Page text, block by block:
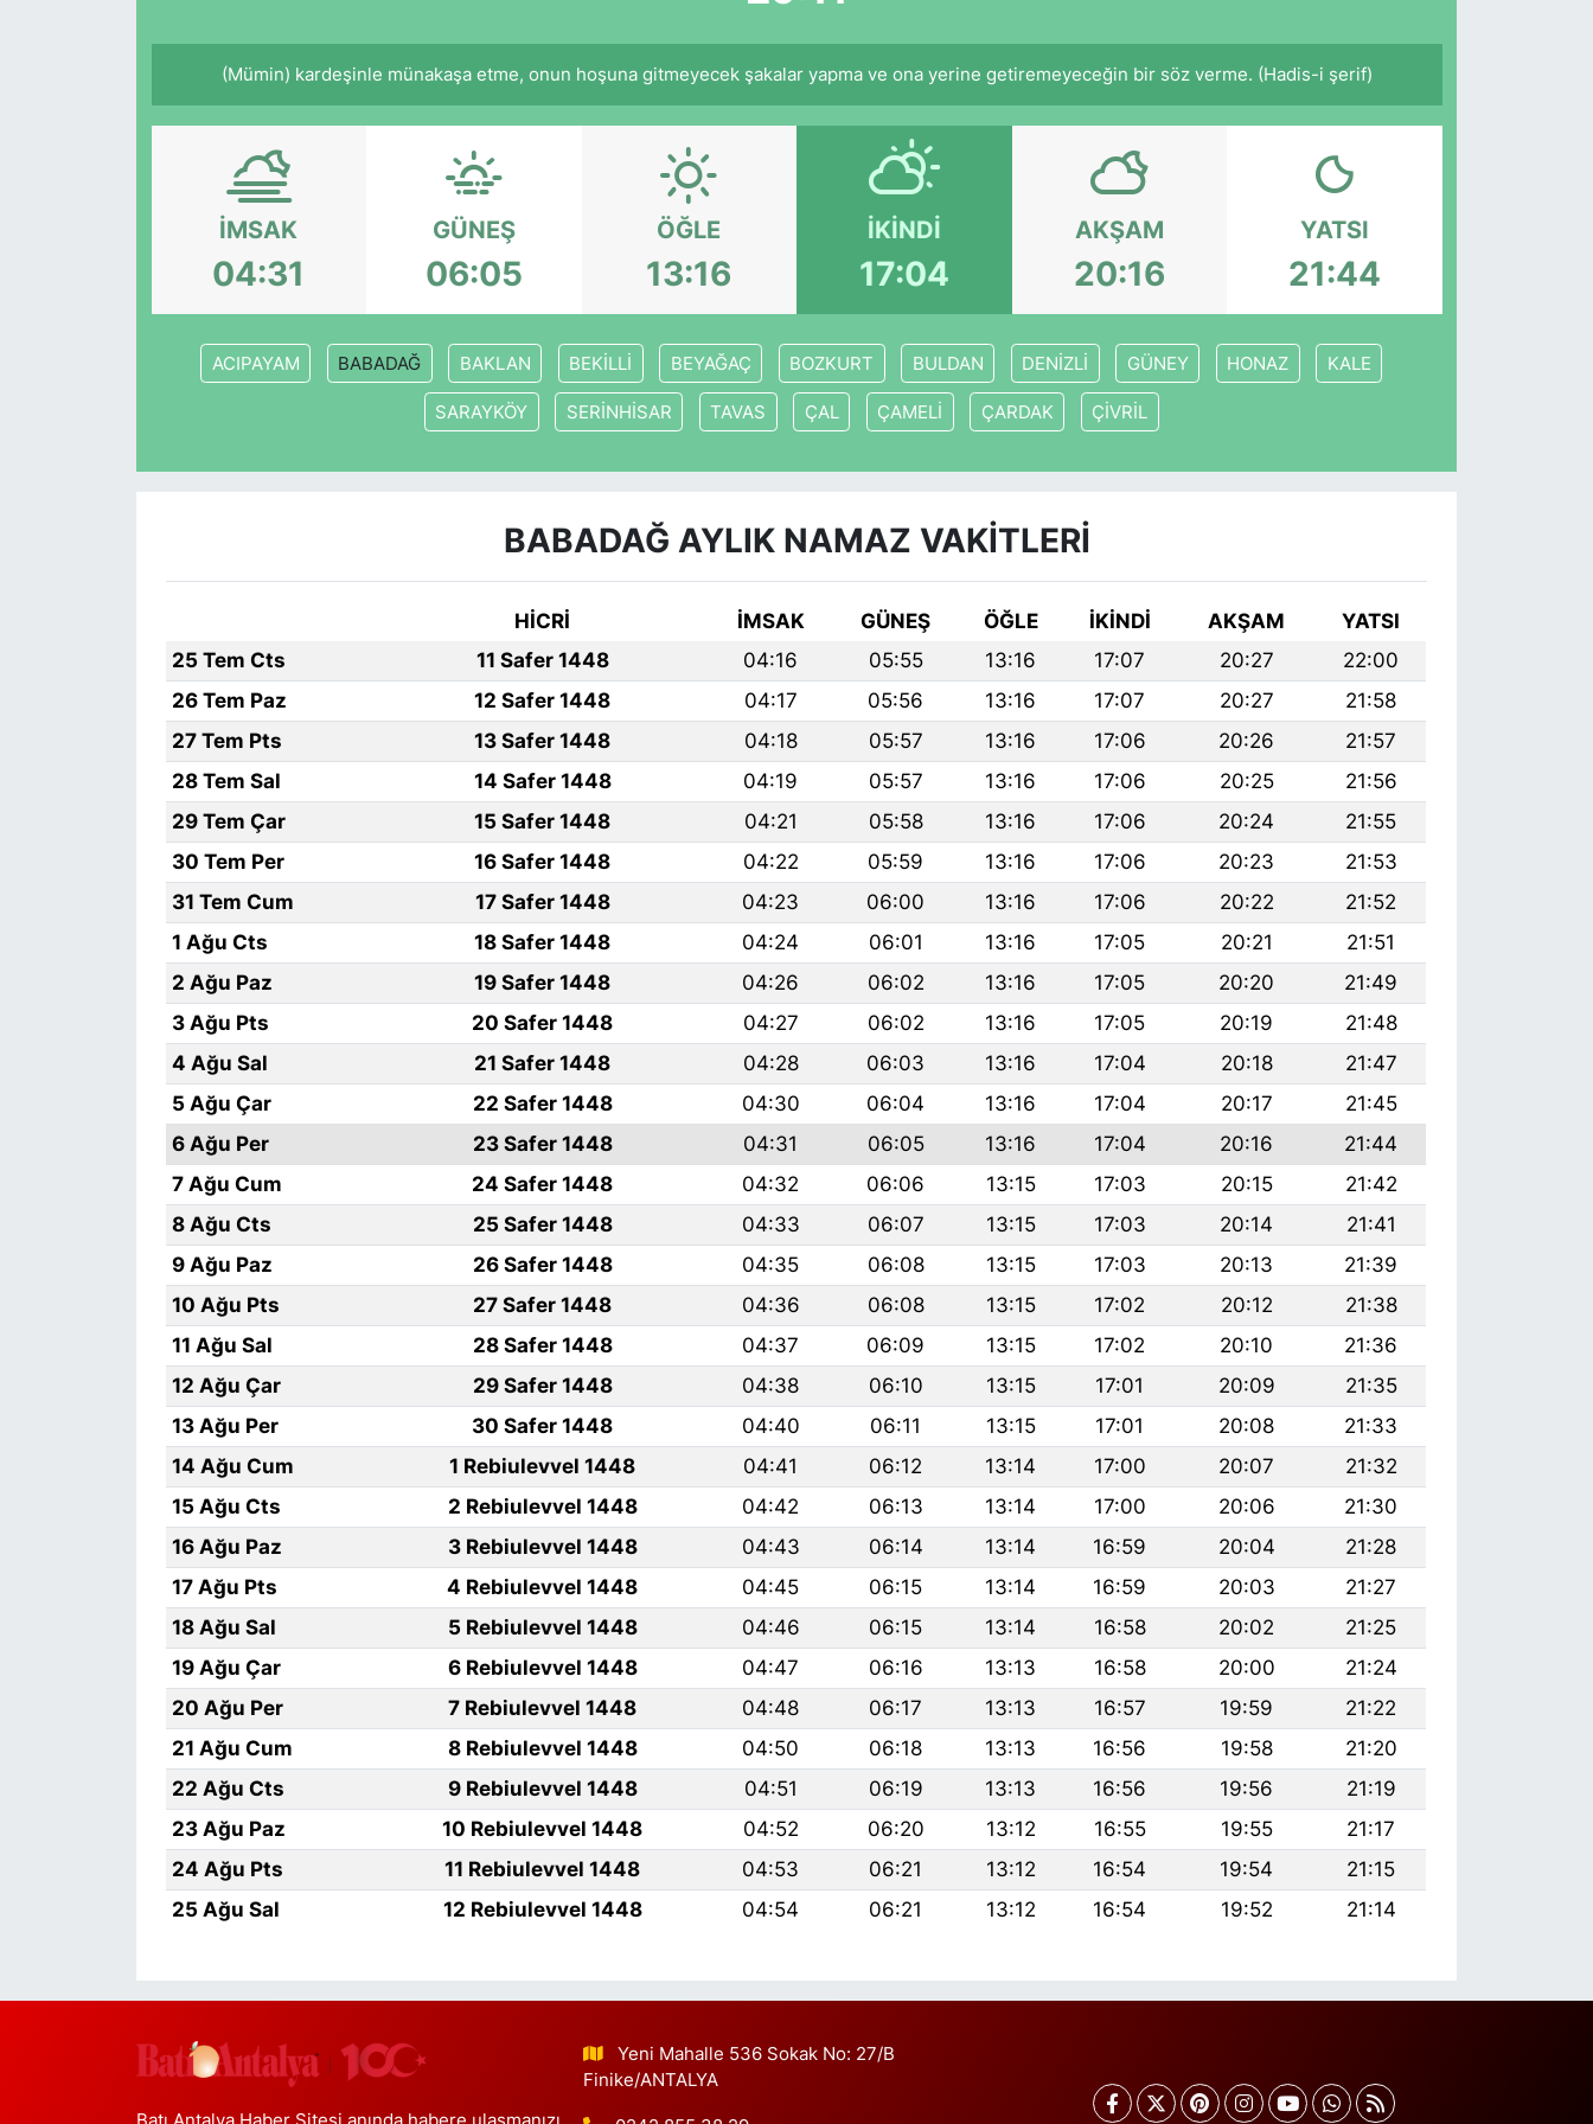
(Mümin) kardeşinle münakaşa etme, onun hoşuna gitmeyecek şakalar yapma ve ona yerine getiremeyeceğin bir söz verme. (Hadis-i şerif)
İMSAK
04:31
GÜNEŞ
06:05
ÖĞLE
13:16
İKINDI
17:04
AKŞAM
20:16
YATSI
21:44
ACIPAYAM BABADAĞ BAKLAN BEKİLLİ BEYAĞAÇ BOZKURT BULDAN DENİZLİ GÜNEY HONAZ KALE
SARAYKÖY SERİNHİSAR TAVAS ÇAL ÇAMELİ ÇARDAK ÇİVRİL
BABADAĞ AYLIK NAMAZ VAKITLERI
HİCRİ İMSAK GÜNEŞ ÖĞLE İKINDI AKŞAM
YATSI
25 Tem Cts
11 Safer 1448 04:16 05:55 13:16 17:07 20:27
22:00
26 Tem Paz
12 Safer 1448 04:17 05:56 13:16 17:07 20:27
21:58
27 Tem Pts
13 Safer 1448 04:18 05:57 13:16 17:06 20:26
21:57
28 Tem Sal
14 Safer 1448 04:19 05:57 13:16 17:06 20:25
21:56
29 Tem Çar
15 Safer 1448 04:21 05:58 13:16 17:06 20:24
21:55
30 Tem Per
16 Safer 1448 04:22 05:59 13:16 17:06 20:23
21:53
31 Tem Cum
17 Safer 1448 04:23 06:00 13:16 17:06 20:22
21:52
1 Ağu Cts
18 Safer 1448 04:24 06:01 13:16 17:05 20:21
21:51
2 Ağu Paz
19 Safer 1448 04:26 06:02 13:16 17:05 20:20
21:49
3 Ağu Pts
20 Safer 1448 04:27 06:02 13:16 17:05 20:19
21:48
4 Ağu Sal
21 Safer 1448 04:28 06:03 13:16 17:04 20:18
21:47
5 Ağu Çar
22 Safer 1448 04:30 06:04 13:16 17:04 20:17
21:45
6 Ağu Per
23 Safer 1448 04:31 06:05 13:16 17:04 20:16
21:44
7 Ağu Cum
24 Safer 1448 04:32 06:06 13:15 17:03 20:15
21:42
8 Ağu Cts
25 Safer 1448 04:33 06:07 13:15 17:03 20:14
21:41
9 Ağu Paz
26 Safer 1448 04:35 06:08 13:15 17:03 20:13
21:39
10 Ağu Pts
27 Safer 1448 04:36 06:08 13:15 17:02 20:12
21:38
11 Ağu Sal
28 Safer 1448 04:37 06:09 13:15 17:02 20:10
21:36
12 Ağu Çar
29 Safer 1448 04:38 06:10 13:15 17:01 20:09
21:35
13 Ağu Per
30 Safer 1448 04:40 06:11 13:15 17:01 20:08
21:33
14 Ağu Cum
1 Rebiulevvel 1448 04:41 06:12 13:14 17:00 20:07
21:32
15 Ağu Cts
2 Rebiulevvel 1448 04:42 06:13 13:14 17:00 20:06
21:30
16 Ağu Paz
3 Rebiulevvel 1448 04:43 06:14 13:14 16:59 20:04
21:28
17 Ağu Pts
4 Rebiulevvel 1448 04:45 06:15 13:14 16:59 20:03
21:27
18 Ağu Sal
5 Rebiulevvel 1448 04:46 06:15 13:14 16:58 20:02
21:25
19 Ağu Çar
6 Rebiulevvel 1448 04:47 06:16 13:13 16:58 20:00
21:24
20 Ağu Per
7 Rebiulevvel 1448 04:48 06:17 13:13 16:57 19:59
21:22
21 Ağu Cum
8 Rebiulevvel 1448 04:50 06:18 13:13 16:56 19:58
21:20
22 Ağu Cts
9 Rebiulevvel 1448 04:51 06:19 13:13 16:56 19:56
21:19
23 Ağu Paz
10 Rebiulevvel 1448 04:52 06:20 13:12 16:55 19:55
21:17
24 Ağu Pts
11 Rebiulevvel 1448 04:53 06:21 13:12 16:54 19:54
21:15
25 Ağu Sal
12 Rebiulevvel 1448 04:54 06:21 13:12 16:54 19:52 21:14
Yeni Mahalle 536 Sokak No: 27/B
Finike/ANTALYA